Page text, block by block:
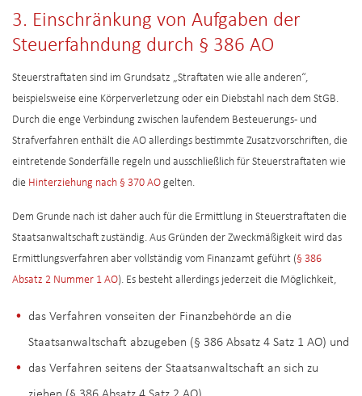
3. Einschränkung von Aufgaben der
Steuerfahndung durch § 386 AO
Steuerstraftaten sind im Grundsatz „Straftaten wie alle anderen“,
beispielsweise eine Körperverletzung oder ein Diebstahl nach dem StGB.
Durch die enge Verbindung zwischen laufendem Besteuerungs- und
Strafverfahren enthält die AO allerdings bestimmte Zusatzvorschriften, die
eintretende Sonderfälle regeln und ausschließlich für Steuerstraftaten wie
die Hinterziehung nach § 370 AO gelten.
Dem Grunde nach ist daher auch für die Ermittlung in Steuerstraftaten die
Staatsanwaltschaft zuständig. Aus Gründen der Zweckmäßigkeit wird das
Ermittlungsverfahren aber vollständig vom Finanzamt geführt (§ 386
Absatz 2 Nummer 1 AO). Es besteht allerdings jederzeit die Möglichkeit,
das Verfahren vonseiten der Finanzbehörde an die
Staatsanwaltschaft abzugeben (§ 386 Absatz 4 Satz 1 AO) und
das Verfahren seitens der Staatsanwaltschaft an sich zu